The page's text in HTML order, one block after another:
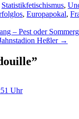
Statistikfetischismus,
, Europapokal,
– Pest oder
Heßler →
”
Uhr